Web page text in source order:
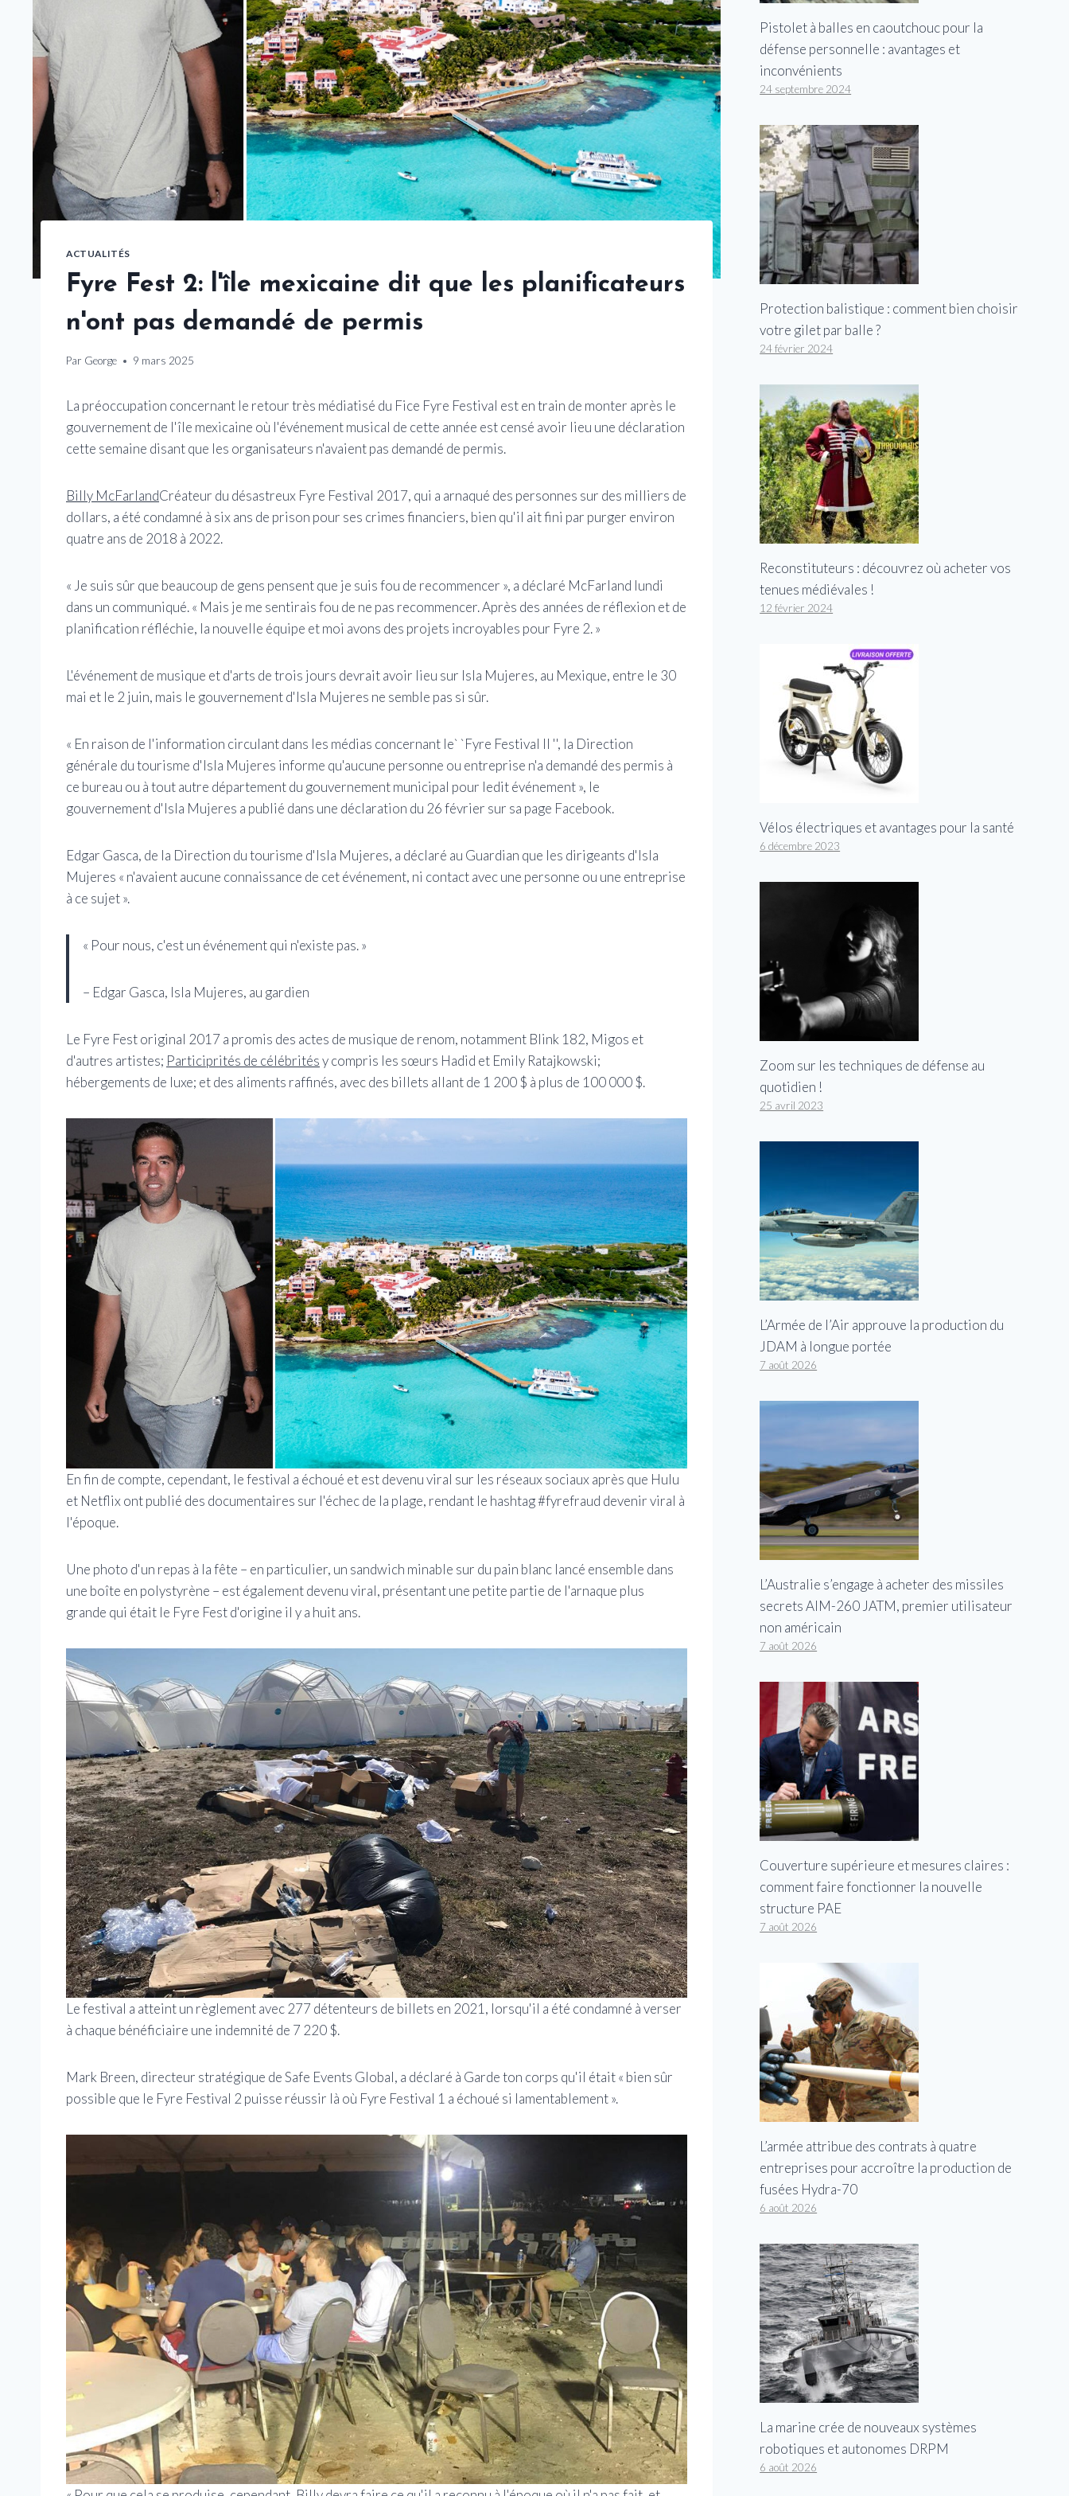
ACTUALITÉS
Fyre Fest 2: l'île mexicaine dit que les planificateurs
n'ont pas demandé de permis
Par George 9 mars 2025
La préoccupation concernant le retour très médiatisé du Fice Fyre Festival est en train de monter après le
gouvernement de l'île mexicaine où l'événement musical de cette année est censé avoir lieu une déclaration
cette semaine disant que les organisateurs n'avaient pas demandé de permis.
Billy McFarlandCréateur du désastreux Fyre Festival 2017, qui a arnaqué des personnes sur des milliers de
dollars, a été condamné à six ans de prison pour ses crimes financiers, bien qu'il ait fini par purger environ
quatre ans de 2018 à 2022.
« Je suis sûr que beaucoup de gens pensent que je suis fou de recommencer », a déclaré McFarland lundi
dans un communiqué. « Mais je me sentirais fou de ne pas recommencer. Après des années de réflexion et de
planification réfléchie, la nouvelle équipe et moi avons des projets incroyables pour Fyre 2. »
L'événement de musique et d'arts de trois jours devrait avoir lieu sur Isla Mujeres, au Mexique, entre le 30
mai et le 2 juin, mais le gouvernement d'Isla Mujeres ne semble pas si sûr.
« En raison de l'information circulant dans les médias concernant le` `Fyre Festival II '', la Direction
générale du tourisme d'Isla Mujeres informe qu'aucune personne ou entreprise n'a demandé des permis à
ce bureau ou à tout autre département du gouvernement municipal pour ledit événement », le
gouvernement d'Isla Mujeres a publié dans une déclaration du 26 février sur sa page Facebook.
Edgar Gasca, de la Direction du tourisme d'Isla Mujeres, a déclaré au Guardian que les dirigeants d'Isla
Mujeres « n'avaient aucune connaissance de cet événement, ni contact avec une personne ou une entreprise
à ce sujet ».
« Pour nous, c'est un événement qui n'existe pas. »
– Edgar Gasca, Isla Mujeres, au gardien
Le Fyre Fest original 2017 a promis des actes de musique de renom, notamment Blink 182, Migos et
d'autres artistes; Participrités de célébritésy compris les sœurs Hadid et Emily Ratajkowski;
hébergements de luxe; et des aliments raffinés, avec des billets allant de 1 200 $ à plus de 100 000 $.
En fin de compte, cependant, le festival a échoué et est devenu viral sur les réseaux sociaux après que Hulu
et Netflix ont publié des documentaires sur l'échec de la plage, rendant le hashtag #fyrefraud devenir viral à
l'époque.
Une photo d'un repas à la fête – en particulier, un sandwich minable sur du pain blanc lancé ensemble dans
une boîte en polystyrène – est également devenu viral, présentant une petite partie de l'arnaque plus
grande qui était le Fyre Fest d'origine il y a huit ans.
Le festival a atteint un règlement avec 277 détenteurs de billets en 2021, lorsqu'il a été condamné à verser
à chaque bénéficiaire une indemnité de 7 220 $.
Mark Breen, directeur stratégique de Safe Events Global, a déclaré à Garde ton corps qu'il était « bien sûr
possible que le Fyre Festival 2 puisse réussir là où Fyre Festival 1 a échoué si lamentablement ».
Pistolet à balles en caoutchouc pour la
défense personnelle : avantages et
inconvénients
24 septembre 2024
Protection balistique : comment bien choisir
votre gilet par balle ?
24 février 2024
Reconstituteurs : découvrez où acheter vos
tenues médiévales !
12 février 2024
Vélos électriques et avantages pour la santé
6 décembre 2023
Zoom sur les techniques de défense au
quotidien !
25 avril 2023
L’Armée de l’Air approuve la production du
JDAM à longue portée
7 août 2026
L’Australie s’engage à acheter des missiles
secrets AIM-260 JATM, premier utilisateur
non américain
7 août 2026
Couverture supérieure et mesures claires :
comment faire fonctionner la nouvelle
structure PAE
7 août 2026
L’armée attribue des contrats à quatre
entreprises pour accroître la production de
fusées Hydra-70
6 août 2026
La marine crée de nouveaux systèmes
robotiques et autonomes DRPM
6 août 2026